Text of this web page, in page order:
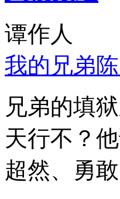
谭作人
我的兄弟
兄弟的填
天行不？
超然、勇